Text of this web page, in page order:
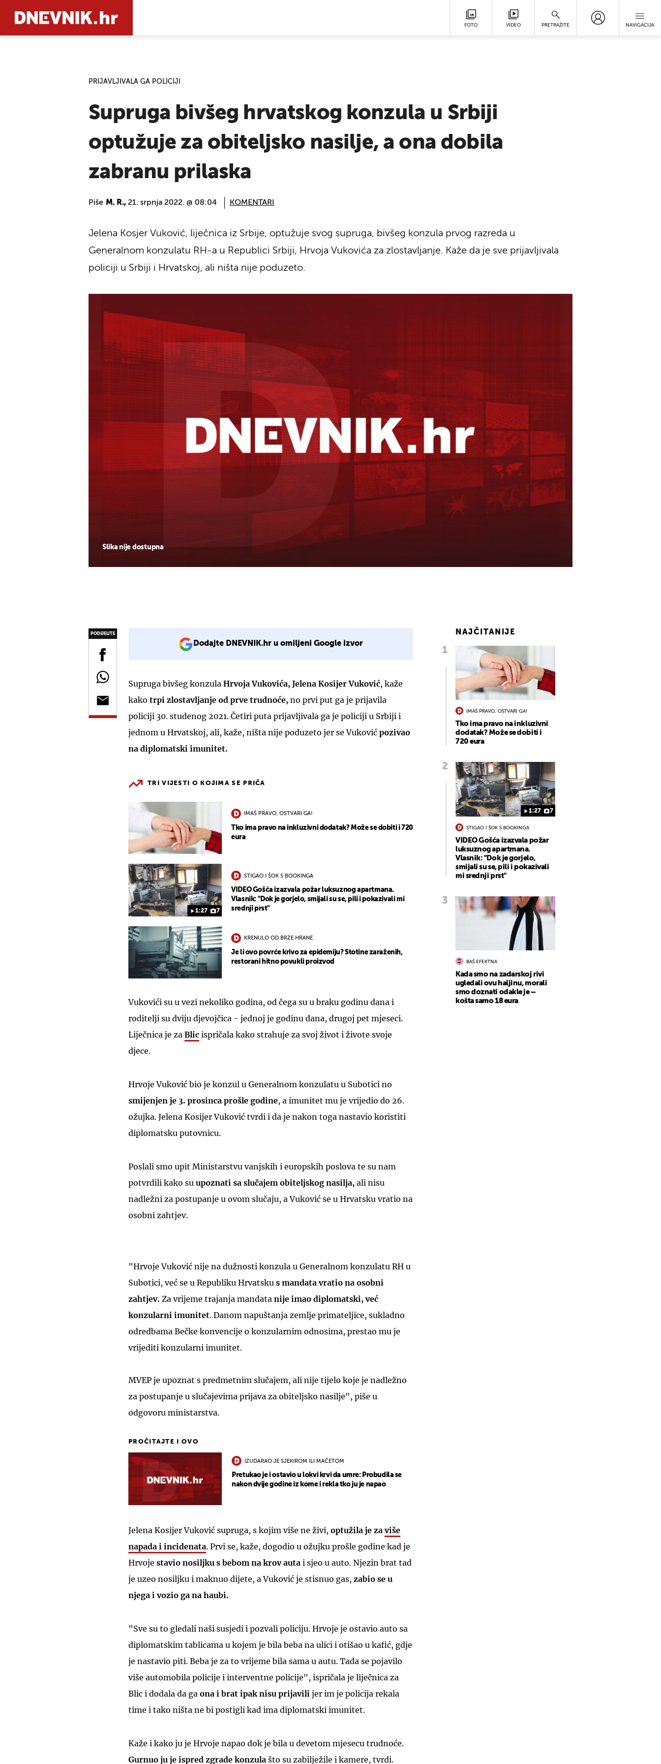
FOTO VIDEO PRETRAŽITE NAVIGACIJA
PRIJAVLJIVALA GA POLICIJI
Supruga bivšeg hrvatskog konzula u Srbiji
optužuje za obiteljsko nasilje, a ona dobila
zabranu prilaska
Piše M. R., 21. srpnja 2022. @ 08:04 KOMENTARI
Slika nije dostupna
Jelena Kosjer Vuković, liječnica iz Srbije, optužuje svog supruga, bivšeg konzula prvog razreda u
Generalnom konzulatu RH-a u Republici Srbiji, Hrvoja Vukovića za zlostavljanje. Kaže da je sve prijavljivala
policiji u Srbiji i Hrvatskoj, ali ništa nije poduzeto.
PODIJELITE
Dodajte DNEVNIK.hr u omiljeni Google izvor
Supruga bivšeg konzula Hrvoja Vukovića, Jelena Kosijer Vuković, kaže
kako trpi zlostavljanje od prve trudnoće, no prvi put ga je prijavila
policiji 30. studenog 2021. Četiri puta prijavljivala ga je policiji u Srbiji i
jednom u Hrvatskoj, ali, kaže, ništa nije poduzeto jer se Vuković pozivao
na diplomatski imunitet.
TRI VIJESTI O KOJIMA SE PRIČA
IMAŠ PRAVO, OSTVARI GA!
Tko ima pravo na inkluzivni dodatak? Može se dobiti i 720
eura
1:27 7
STIGAO I ŠOK S BOOKINGA
VIDEO Gošća izazvala požar luksuznog apartmana.
Vlasnik: "Dok je gorjelo, smijali su se, pili i pokazivali mi
srednji prst"
KRENULO OD BRZE HRANE
Je li ovo povrće krivo za epidemiju? Stotine zaraženih,
restorani hitno povukli proizvod
Vukovići su u vezi nekoliko godina, od čega su u braku godinu dana i
roditelji su dviju djevojčica - jednoj je godinu dana, drugoj pet mjeseci.
Liječnica je za Blic ispričala kako strahuje za svoj život i živote svoje
djece.
Hrvoje Vuković bio je konzul u Generalnom konzulatu u Subotici no
smijenjen je 3. prosinca prošle godine, a imunitet mu je vrijedio do 26.
ožujka. Jelena Kosijer Vuković tvrdi i da je nakon toga nastavio koristiti
diplomatsku putovnicu.
Poslali smo upit Ministarstvu vanjskih i europskih poslova te su nam
potvrdili kako su upoznati sa slučajem obiteljskog nasilja, ali nisu
nadležni za postupanje u ovom slučaju, a Vuković se u Hrvatsku vratio na
osobni zahtjev.
"Hrvoje Vuković nije na dužnosti konzula u Generalnom konzulatu RH u
Subotici, već se u Republiku Hrvatsku s mandata vratio na osobni
zahtjev. Za vrijeme trajanja mandata nije imao diplomatski, već
konzularni imunitet. Danom napuštanja zemlje primateljice, sukladno
odredbama Bečke konvencije o konzularnim odnosima, prestao mu je
vrijediti konzularni imunitet.
MVEP je upoznat s predmetnim slučajem, ali nije tijelo koje je nadležno
za postupanje u slučajevima prijava za obiteljsko nasilje", piše u
odgovoru ministarstva.
PROČITAJTE I OVO
IZUDARAO JE SJEKIROM ILI MAČETOM
Pretukao je i ostavio u lokvi krvi da umre: Probudila se
nakon dvije godine iz kome i rekla tko ju je napao
Jelena Kosijer Vuković supruga, s kojim više ne živi, optužila je zaviše
napada i incidenata. Prvi se, kaže, dogodio u ožujku prošle godine kad je
Hrvoje stavio nosiljku s bebom na krov auta i sjeo u auto. Njezin brat tad
je uzeo nosiljku i maknuo dijete, a Vuković je stisnuo gas, zabio se u
njega i vozio ga na haubi.
"Sve su to gledali naši susjedi i pozvali policiju. Hrvoje je ostavio auto sa
diplomatskim tablicama u kojem je bila beba na ulici i otišao u kafić, gdje
je nastavio piti. Beba je za to vrijeme bila sama u autu. Tada se pojavilo
više automobila policije i interventne policije", ispričala je liječnica za
Blic i dodala da ga ona i brat ipak nisu prijavili jer im je policija rekala
time i tako ništa ne bi postigli kad ima diplomatski imunitet.
Kaže i kako ju je Hrvoje napao dok je bila u devetom mjesecu trudnoće.
Gurnuo ju je ispred zgrade konzula što su zabilježile i kamere, tvrdi.
NAJČITANIJE
IMAŠ PRAVO, OSTVARI GA!
Tko ima pravo na inkluzivni
dodatak? Može se dobiti i
720 eura
1:27 7
STIGAO I ŠOK S BOOKINGA
VIDEO Gošća izazvala požar
luksuznog apartmana.
Vlasnik: "Dok je gorjelo,
smijali su se, pili i pokazivali
mi srednji prst"
BAŠ EFEKTNA
Kada smo na zadarskoj rivi
ugledali ovu haljinu, morali
smo doznati odakle je –
košta samo 18 eura
UKLJUČITE NOTIFIKACIJE